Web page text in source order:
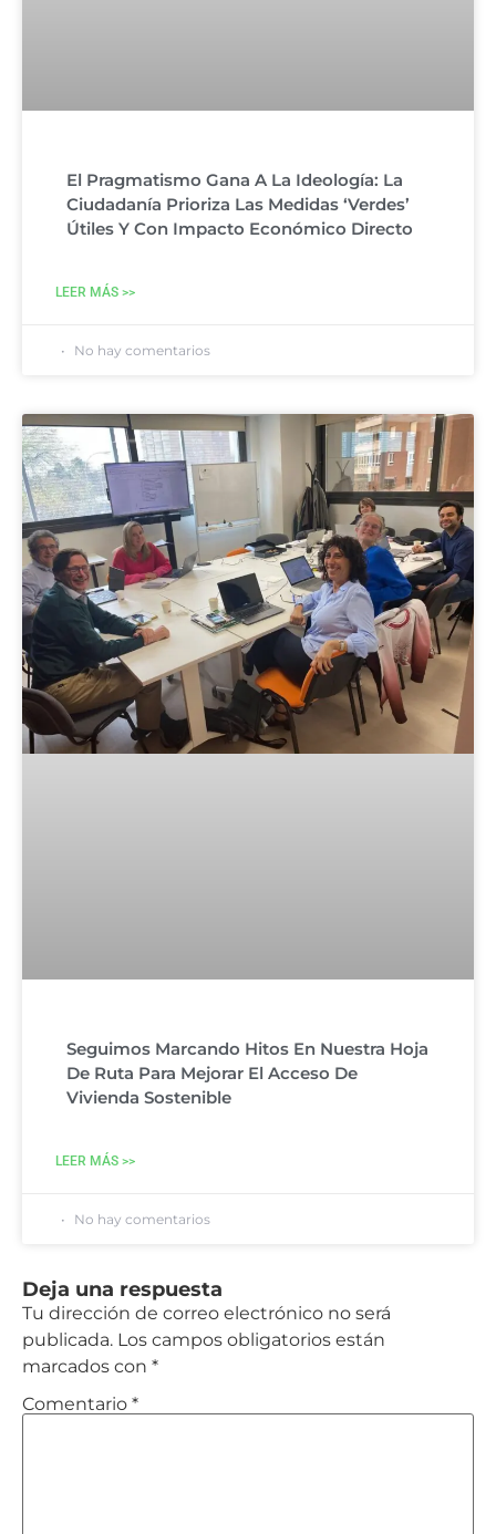
El Pragmatismo Gana A La Ideología: La
Ciudadanía Prioriza Las Medidas ‘verdes’
Útiles Y Con Impacto Económico Directo
LEER MÁS >>
No hay comentarios
Seguimos Marcando Hitos En Nuestra Hoja
De Ruta Para Mejorar El Acceso De
Vivienda Sostenible
LEER MÁS >>
No hay comentarios
Deja una respuesta
Tu dirección de correo electrónico no será
publicada. Los campos obligatorios están
marcados con *
Comentario *